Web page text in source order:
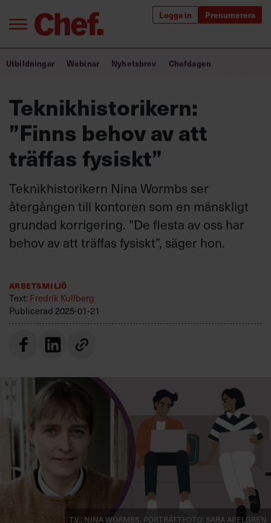
Logga in Prenumerera
Logga in
Prenumerera
Annonsera
Om oss
Villkor och policy för
personuppgiftsbehandling
efter:
Bra ledare förändrar världen
Utbildning för ledare
Chefakademin+
Populära utbildningar
Utbildningar Webinar Nyhetsbrev Chefdagen
Teknikhistorikern:
”Finns behov av att
träffas fysiskt”
Teknikhistorikern Nina Wormbs ser
återgången till kontoren som en mänskligt
grundad korrigering. ”De flesta av oss har
behov av att träffas fysiskt”, säger hon.
Arbetsmiljö
Text:Fredrik Kullberg
Publicerad 2025-01-21
T.v.: Nina Wormbs. Porträttfoto: Sara Apelgren